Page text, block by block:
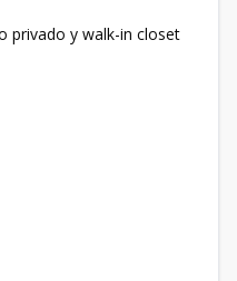
privado y walk-in closet